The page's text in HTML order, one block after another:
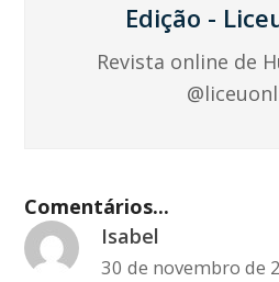
Edição -
Revista online de
Comentários...
Isabel
30 de novembro de